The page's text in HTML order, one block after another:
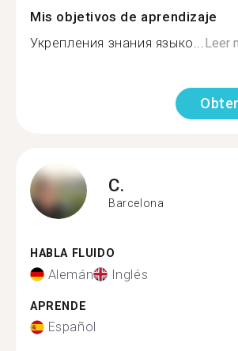
Mis objetivos de aprendizaje
Укрепления знания языко...Leer
C.
Barcelona
HABLA FLUIDO
Alemán Inglés
APRENDE
Español